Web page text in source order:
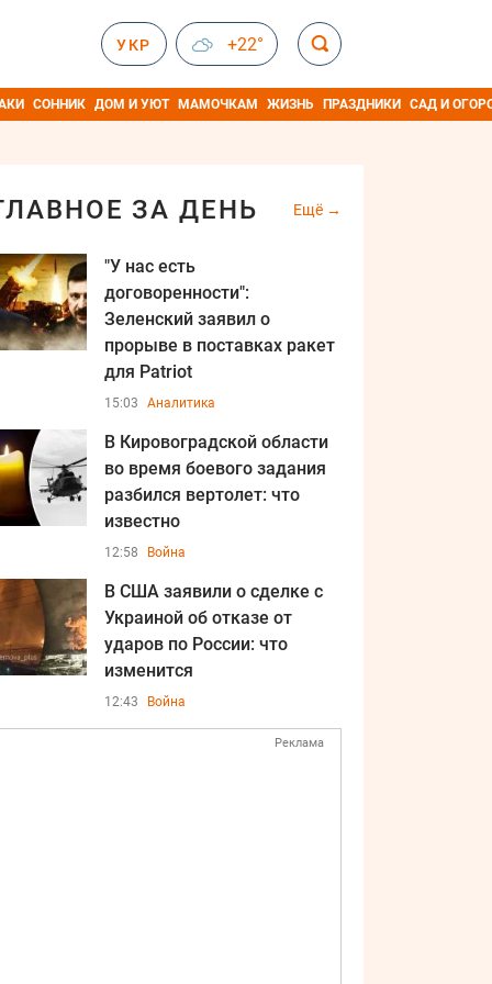
УКР +22°
СОННИК ДОМ И УЮТ МАМОЧКАМ ЖИЗНЬ ПРАЗДНИКИ САД И
ЗА ДЕНЬ Ещё
"У нас есть
договоренности":
Зеленский заявил о
прорыве в поставках ракет
для Patriot
15:03 Аналитика
В Кировоградской области
во время боевого задания
разбился вертолет: что
известно
12:58 Война
В США заявили о сделке с
Украиной об отказе от
ударов по России: что
изменится
12:43 Война
Реклама